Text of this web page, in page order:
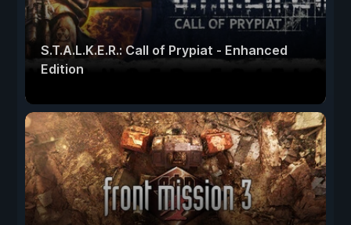
S.T.A.L.K.E.R.: Call of Prypiat - Enhanced
Edition